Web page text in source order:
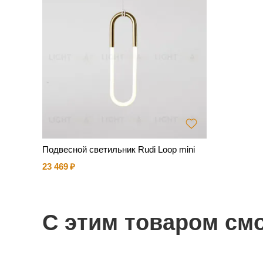
Подвесной светильник Rudi Loop mini
23 469
С этим товаром